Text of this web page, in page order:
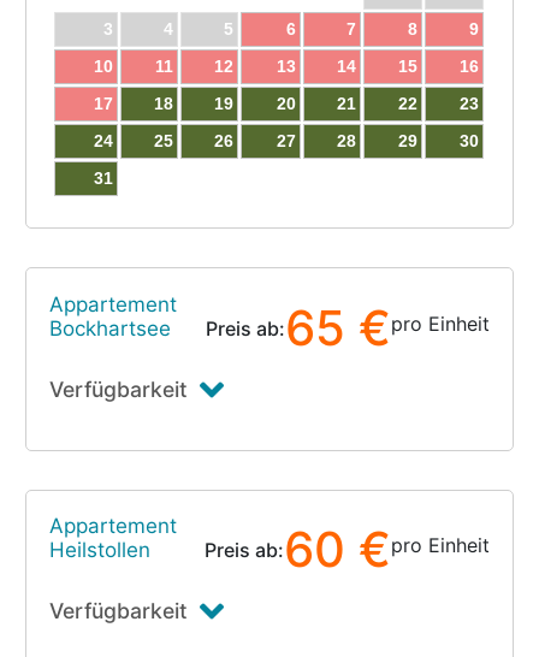
3
4 5 6 7 8
9
10
11 12 13 14 15
16
17
18 19 20 21 22
23
24
25 26 27 28 29
30
31
Appartement
Bockhartsee
Preis ab:65 €pro Einheit
Verfügbarkeit
Appartement
Heilstollen
Preis ab:60 €pro Einheit
Verfügbarkeit